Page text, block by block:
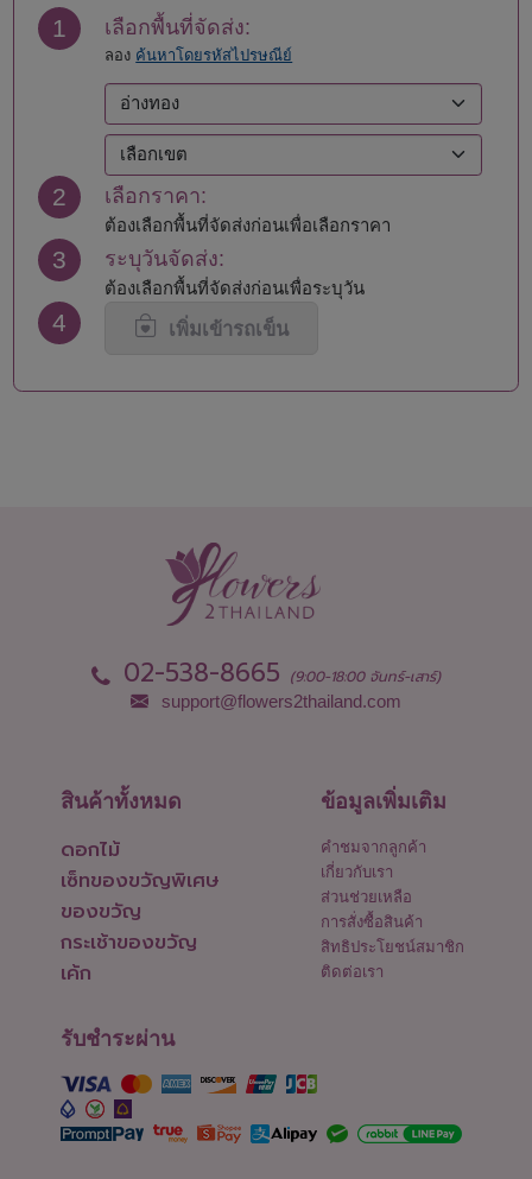
เชียงราย
เชียงใหม่
ตรัง
ตราด
ตาก
นครนายก
นครปฐม
นครพนม
นครราชสีมา
นครศรีธรรมราช
นครสวรรค์
นนทบุรี
สกลนคร
สมุทรสาคร
สิงห์บุรี
อุตรดิตถ์
อุทัยธานี
1 เลือกพื้นที่จัดส่ง:
ลอง ค้นหาโดยรหัสไปรษณีย์
2 เลือกราคา:
ต้องเลือกพื้นที่จัดส่งก่อนเพื่อเลือกราคา
3 ระบุวันจัดส่ง:
ต้องเลือกพื้นที่จัดส่งก่อนเพื่อระบุวัน
4 เพิ่มเข้ารถเข็น
02-538-8665 (9:00-18:00 จันทร์-เสาร์)
support@flowers2thailand.com
สินค้าทั้งหมด
ดอกไม้
เซ็ทของขวัญพิเศษ
ของขวัญ
กระเช้าของขวัญ
เค้ก
ข้อมูลเพิ่มเติม
คำชมจากลูกค้า
เกี่ยวกับเรา
ส่วนช่วยเหลือ
การสั่งซื้อสินค้า
สิทธิประโยชน์สมาชิก
ติดต่อเรา
รับชำระผ่าน